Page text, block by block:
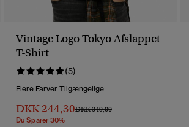
Vintage Logo Tokyo Afslappet
T-Shirt
(5)
Flere Farver Tilgængelige
DKK 244,30Pris Nedsat Fra
DKK 349,00Til
Du Sparer 30%